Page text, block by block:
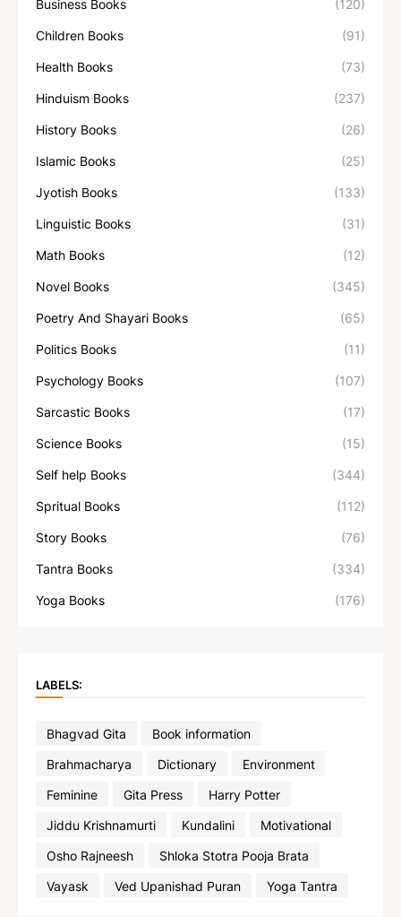
Business Books (120)
Children Books (91)
Health Books (73)
Hinduism Books (237)
History Books (26)
Islamic Books (25)
Jyotish Books (133)
Linguistic Books (31)
Math Books (12)
Novel Books (345)
Poetry And Shayari Books (65)
Politics Books (11)
Psychology Books (107)
Sarcastic Books (17)
Science Books (15)
Self help Books (344)
Spritual Books (112)
Story Books (76)
Tantra Books (334)
Yoga Books (176)
LABELS:
Bhagvad Gita
Book information
Brahmacharya
Dictionary
Environment
Feminine
Gita Press
Harry Potter
Jiddu Krishnamurti
Kundalini
Motivational
Osho Rajneesh
Shloka Stotra Pooja Brata
Vayask
Ved Upanishad Puran Yoga Tantra